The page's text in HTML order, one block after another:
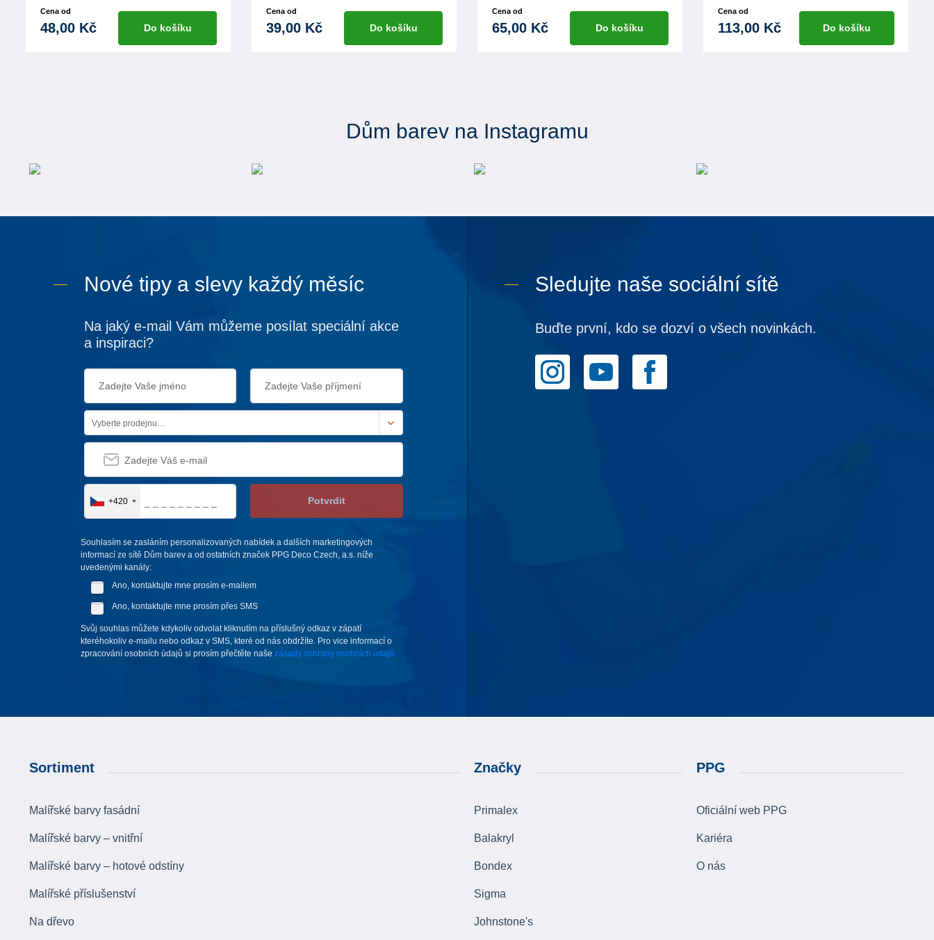
Cena od
48,00 Kč Do košíku
Cena od
39,00 Kč Do košíku
Cena od
65,00 Kč Do košíku
Cena od
113,00 Kč Do košíku
Dům barev na Instagramu
Nové tipy a slevy každý měsíc
Na jaký e-mail Vám můžeme posílat speciální akce
a inspiraci?
Vyberte prodejnu…
+420 Potvrdit
Souhlasím se zasláním personalizovaných nabídek a dalších marketingových
informací ze sítě Dům barev a od ostatních značek PPG Deco Czech, a.s. níže
uvedenými kanály:
Ano, kontaktujte mne prosím e-mailem
Ano, kontaktujte mne prosím přes SMS
Svůj souhlas můžete kdykoliv odvolat kliknutím na příslušný odkaz v zápatí
kteréhokoliv e-mailu nebo odkaz v SMS, které od nás obdržíte. Pro vice informací o
zpracování osobních údajů si prosím přečtěte naše zásady ochrany osobních údajů.
Sledujte naše sociální sítě
Buďte první, kdo se dozví o všech novinkách.
Sortiment
Malířské barvy fasádní
Malířské barvy – vnitřní
Malířské barvy – hotové odstíny
Malířské příslušenství
Na dřevo
Značky
Primalex
Balakryl
Bondex
Sigma
Johnstone's
PPG
Oficiální web PPG
Kariéra
O nás